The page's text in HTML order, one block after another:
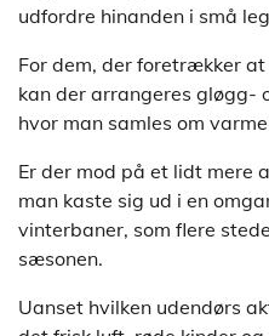
udfordre hinanden i små
For dem, der foretrækker
kan der arrangeres gløgg-
hvor man samles om
Er der mod på et lidt mere
man kaste sig ud i en
vinterbaner, som flere
sæsonen.
Uanset hvilken udendørs